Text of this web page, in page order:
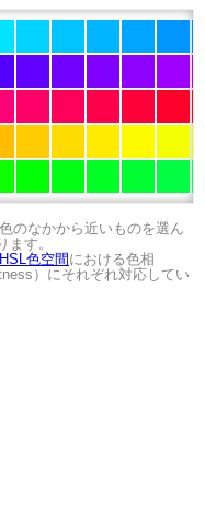
のなかから近いものを選ん
す。
HSL色空間 における色相
）にそれぞれ対応してい